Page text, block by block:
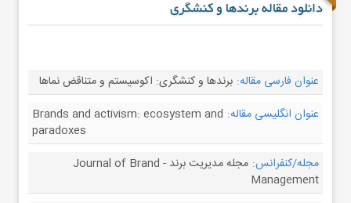
دانلود مقاله برندها و کنشگری
عنوان فارسی مقاله: برندها و کنشگری: اکوسیستم و متناقض نماها
عنوان انگلیسی مقاله: Brands and activism: ecosystem and
paradoxes
مجله/کنفرانس:
مجله مدیریت برند - Journal of Brand
Management